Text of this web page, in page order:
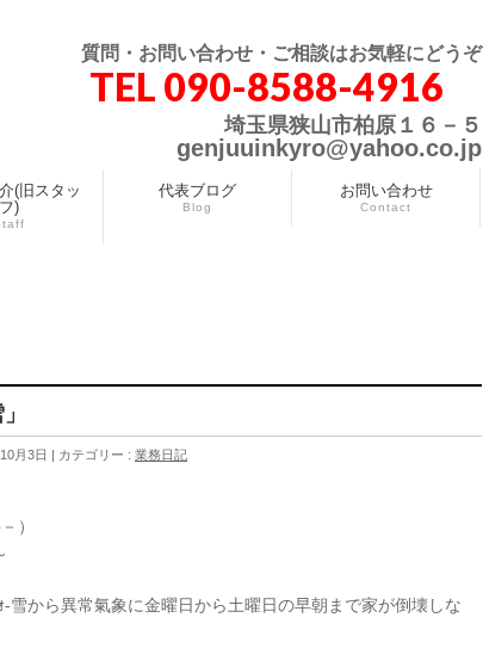
質問・お問い合わせ・ご相談はお気軽にどうぞ
TEL 090-8588-4916
埼玉県狭山市柏原１６－５
genjuuinkyro@yahoo.co.jp
(旧スタッ
フ)
代表ブログ
Blog
お問い合わせ
Contact
月3日 カテゴリー : 業務日記
）
から異常氣象に金曜日から土曜日の早朝まで家が倒壊しな